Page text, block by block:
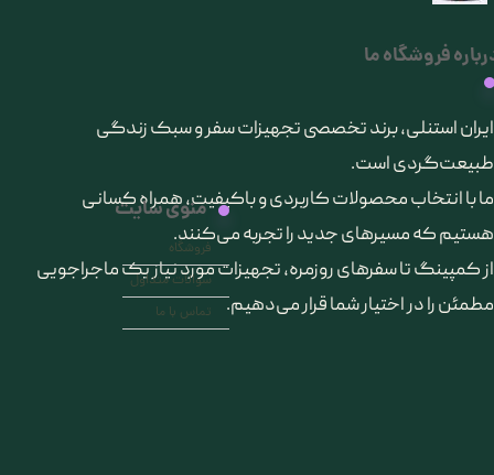
فروشگاه ما
​ایران استنلی، برند تخصصی تجهیزات سفر و سبک زندگی
طبیعت‌گردی است.
ما با انتخاب محصولات کاربردی و باکیفیت، همراه کسانی
هستیم که مسیرهای جدید را تجربه می‌کنند.
از کمپینگ تا سفرهای روزمره، تجهیزات مورد نیاز یک ماجراجویی
مطمئن را در اختیار شما قرار می‌دهیم.
منوی سایت
فروشگاه
سوالات متداول
تماس با ما